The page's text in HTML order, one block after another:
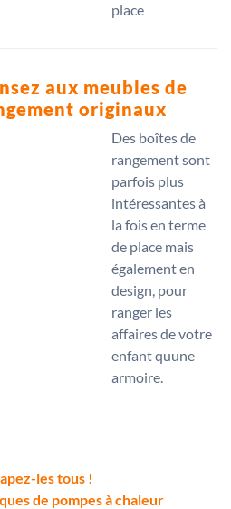
place
aux meubles de
originaux
Des boîtes de
rangement sont
parfois plus
intéressantes à
la fois en terme
de place mais
également en
design, pour
ranger les
affaires de votre
enfant quune
armoire.
les tous !
de pompes à chaleur